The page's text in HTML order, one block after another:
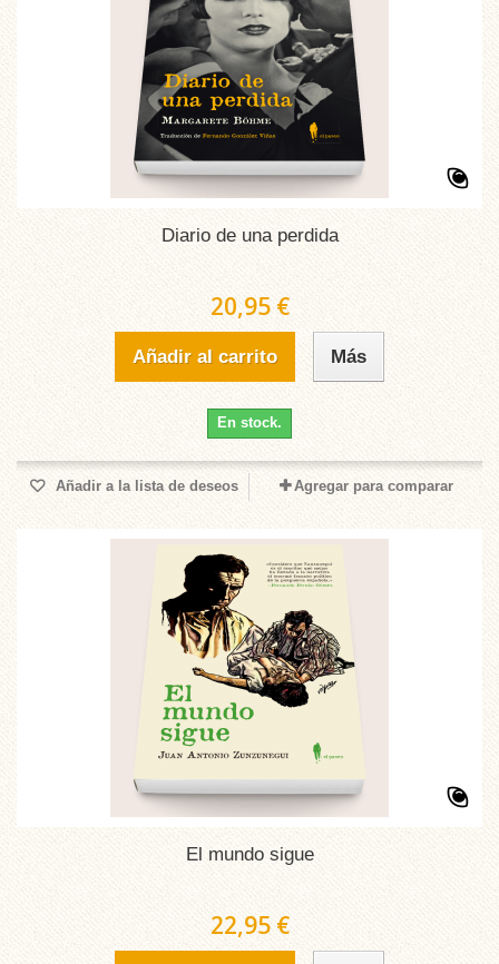
Diario de una perdida
20,95 €
Añadir al carrito Más
En stock.
Añadir a la lista de deseos Agregar para comparar
El mundo sigue
22,95 €